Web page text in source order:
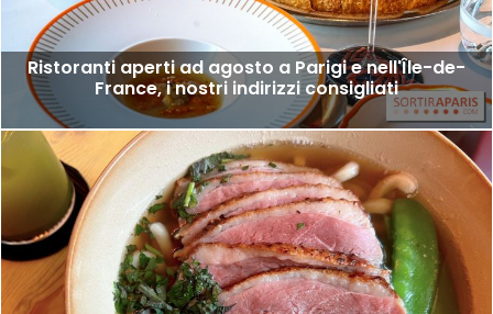
Ristoranti aperti ad agosto a Parigi e nell'Île-de-
France, i nostri indirizzi consigliati